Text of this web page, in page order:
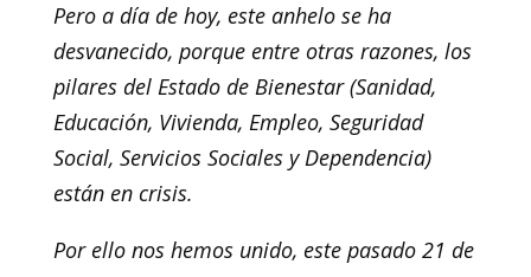
Pero a día de hoy, este anhelo se ha
desvanecido, porque entre otras razones, los
pilares del Estado de Bienestar (Sanidad,
Educación, Vivienda, Empleo, Seguridad
Social, Servicios Sociales y Dependencia)
están en crisis.
Por ello nos hemos unido, este pasado 21 de